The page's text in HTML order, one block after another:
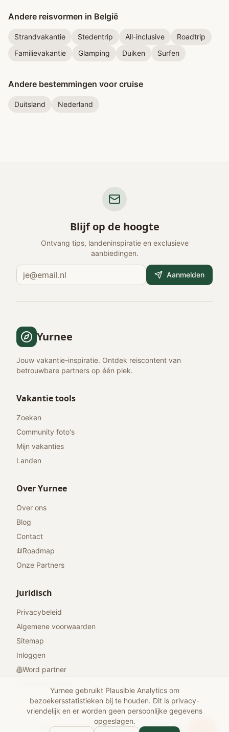
Andere reisvormen in België
Strandvakantie Stedentrip All-inclusive
Roadtrip
Familievakantie
Glamping Duiken Surfen
Andere bestemmingen voor cruise
Duitsland Nederland
Blijf op de hoogte
Ontvang tips, landeninspiratie en exclusieve
aanbiedingen.
Aanmelden
Yurnee
Jouw vakantie-inspiratie. Ontdek reiscontent van
betrouwbare partners op één plek.
Vakantie tools
Zoeken
Community foto's
Mijn vakanties
Landen
Over Yurnee
Over ons
Blog
Contact
Roadmap
Onze Partners
Juridisch
Privacybeleid
Algemene voorwaarden
Sitemap
Inloggen
Word partner
© 2026 Yurnee. Alle rechten voorbehouden.
Yurnee gebruikt Plausible Analytics om
bezoekersstatistieken bij te houden. Dit is privacy-
vriendelijk en er worden geen persoonlijke gegevens
opgeslagen.